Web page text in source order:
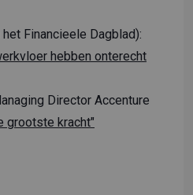
Financieele Dagblad):
hebben onterecht
Director Accenture
grootste kracht"